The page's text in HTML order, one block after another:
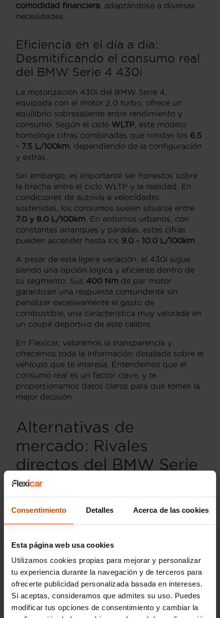
Consentimiento Detalles Acerca de las cookies
Esta página web usa cookies
Utilizamos cookies propias para mejorar y personalizar
tu experiencia durante la navegación y de terceros para
ofrecerte publicidad personalizada basada en intereses.
Si aceptas, consideramos que admites su uso. Puedes
modificar tus opciones de consentimiento y cambiar la
comodidad financiera, adaptándose a diversas
necesidades.
Eficiencia en el día a día:
Desmitificando el consumo real
del BMW Serie 4 430i
La motorización 430i del BMW Serie 4,
equipada con el motor 2.0 turbo, ofrece un
equilibrio sobresaliente entre rendimiento y
consumo. Según el ciclo WLTP, este modelo
homologa cifras combinadas que rondan los 6.5
- 7.5 L/100km, dependiendo de la configuración
y extras.
Sin embargo, es importante ser honestos sobre
la brecha entre el ciclo WLTP y la realidad. En
condiciones de autovía a velocidades
sostenidas, los consumos suelen situarse entre
7.0 y 8.0 L/100km . En entornos urbanos, con
constantes arranques y paradas, estas cifras
pueden ascender hasta los 9.0 - 10.0 L/100km
A pesar de esta ligera variación, el 430i sigue
siendo una opción lógica y eficiente dentro de
su segmento. Sus 400 Nm de par motor
garantizan una respuesta contundente sin
penalizar excesivamente el gasto de
combustible, una característica muy valorada en
un coupé deportivo de este calibre.
En Flexicar, valoramos la transparencia y
ofrecemos toda la información detallada sobre el
vehículo que te interesa. Entendemos que el
consumo real es un factor clave, y te
proporcionamos datos claros para que tomes la
mejor decisión.
Alternativas de
mercado: Rivales
directos del BMW Serie
4
El BMW Serie 4 430i compite en un segmento
deportividad, lujo y practicidad es fundamental.
pueden adaptarse a distintos perfiles de
conductor.
Audi A5 45 TFSI:
Este modelo destaca por
su sofisticación tecnológica, su tracción
integral quattro y una sensación de solidez
en carretera. Es ideal para quienes buscan un